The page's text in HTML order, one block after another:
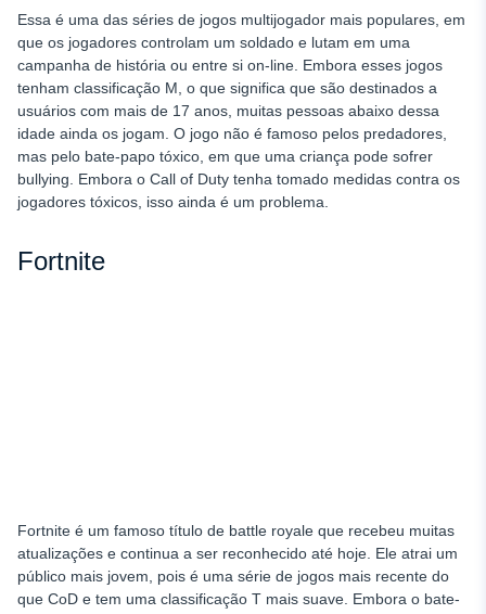
Essa é uma das séries de jogos multijogador mais populares, em
que os jogadores controlam um soldado e lutam em uma
campanha de história ou entre si on-line. Embora esses jogos
tenham classificação M, o que significa que são destinados a
usuários com mais de 17 anos, muitas pessoas abaixo dessa
idade ainda os jogam. O jogo não é famoso pelos predadores,
mas pelo bate-papo tóxico, em que uma criança pode sofrer
bullying. Embora o Call of Duty tenha tomado medidas contra os
jogadores tóxicos, isso ainda é um problema.
Fortnite
Fortnite é um famoso título de battle royale que recebeu muitas
atualizações e continua a ser reconhecido até hoje. Ele atrai um
público mais jovem, pois é uma série de jogos mais recente do
que CoD e tem uma classificação T mais suave. Embora o bate-